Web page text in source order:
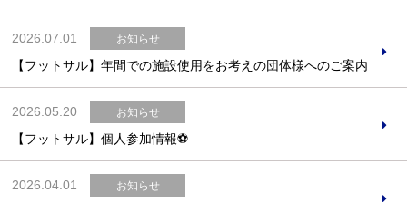
2026.07.01 お知らせ
【フットサル】年間での施設使用をお考えの団体様へのご案内
2026.05.20 お知らせ
【フットサル】個人参加情報⚽
2026.04.01 お知らせ